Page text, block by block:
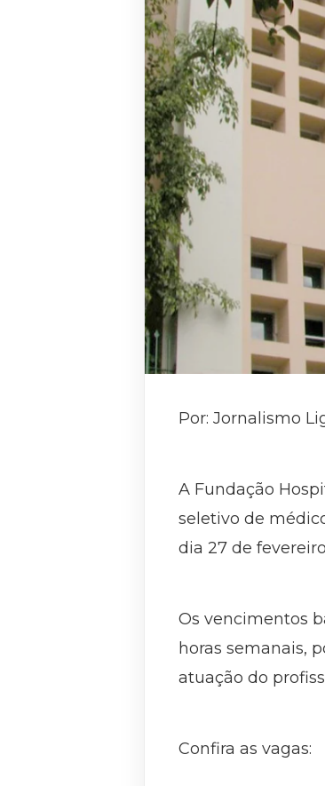
Por: Jornalismo
A Fundação
seletivo de
dia 27 de
Os vencimentos
horas semanais,
atuação do
Confira as vagas: